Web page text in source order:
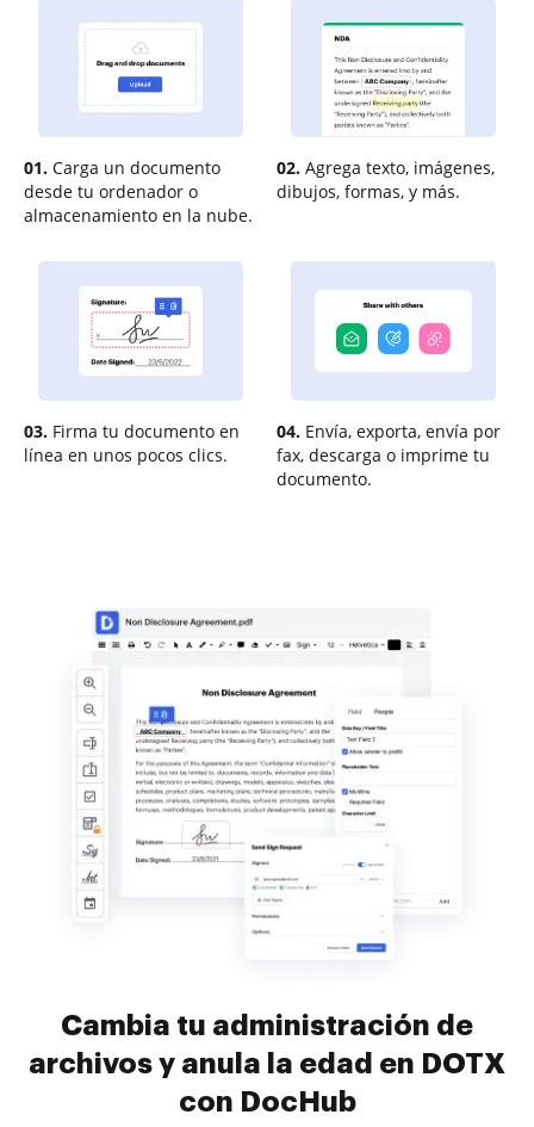
01. Carga un documento
desde tu ordenador o
almacenamiento en la nube.
02. Agrega texto, imágenes,
dibujos, formas, y más.
03. Firma tu documento en
línea en unos pocos clics.
04. Envía, exporta, envía por
fax, descarga o imprime tu
documento.
Cambia tu administración de
archivos y anula la edad en DOTX
con DocHub